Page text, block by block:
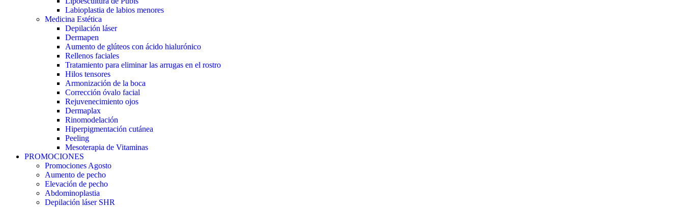
Labioplastia de labios menores
Medicina Estética
Depilación láser
Dermapen
Aumento de glúteos con ácido hialurónico
Rellenos faciales
Tratamiento para eliminar las arrugas en el rostro
Hilos tensores
Armonización de la boca
Corrección óvalo facial
Rejuvenecimiento ojos
Dermaplax
Rinomodelación
Hiperpigmentación cutánea
Peeling
Mesoterapia de Vitaminas
PROMOCIONES
Promociones Agosto
Aumento de pecho
Elevación de pecho
Abdominoplastia
Depilación láser SHR